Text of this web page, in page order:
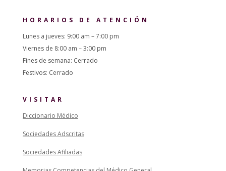
HORARIOS DE ATENCIÓN
Lunes a jueves: 9:00 am – 7:00 pm
Viernes de 8:00 am – 3:00 pm
Fines de semana: Cerrado
Festivos: Cerrado
VISITAR
Diccionario Médico
Sociedades Adscritas
Sociedades Afiliadas